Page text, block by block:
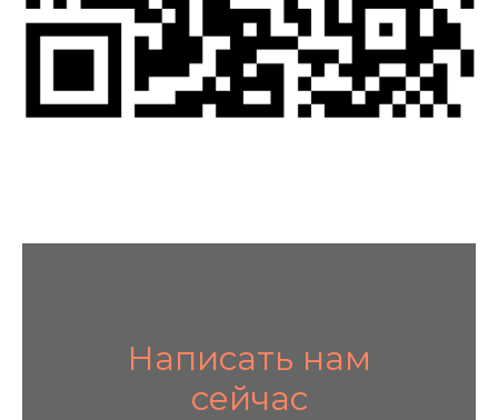
Написать нам
сейчас